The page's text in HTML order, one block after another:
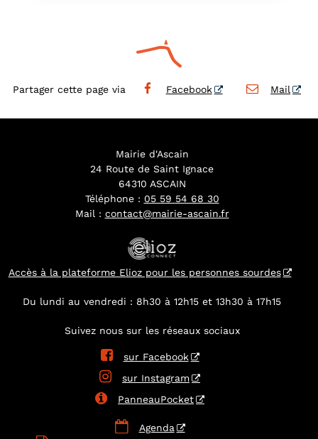
Partager cette page via Facebook Mail
Mairie d'Ascain
24 Route de Saint Ignace
64310 ASCAIN
Téléphone : 05 59 54 68 30
Mail : contact@mairie-ascain.fr
Accès à la plateforme Elioz pour les personnes sourdes
Du lundi au vendredi : 8h30 à 12h15 et 13h30 à 17h15
Suivez nous sur les réseaux sociaux
 sur Facebook
 sur Instagram
 PanneauPocket
 Agenda